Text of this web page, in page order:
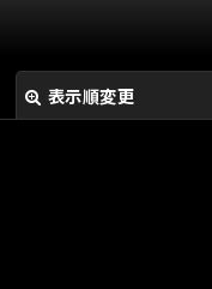
表示順変更